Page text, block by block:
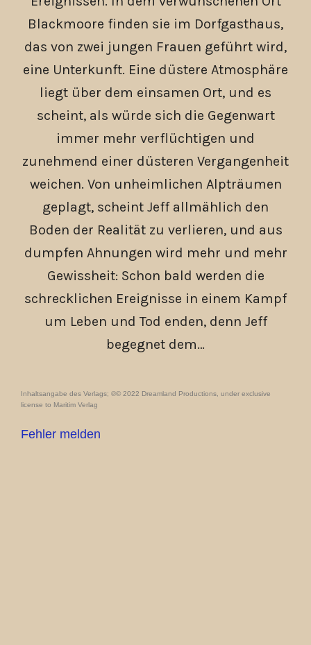
Blackmoore finden sie im Dorfgasthaus,
das von zwei jungen Frauen geführt wird,
eine Unterkunft. Eine düstere Atmosphäre
liegt über dem einsamen Ort, und es
scheint, als würde sich die Gegenwart
immer mehr verflüchtigen und
zunehmend einer düsteren Vergangenheit
weichen. Von unheimlichen Alpträumen
geplagt, scheint Jeff allmählich den
Boden der Realität zu verlieren, und aus
dumpfen Ahnungen wird mehr und mehr
Gewissheit: Schon bald werden die
schrecklichen Ereignisse in einem Kampf
um Leben und Tod enden, denn Jeff
begegnet dem…
Inhaltsangabe des Verlags; ℗© 2022 Dreamland Productions, under exclusive
license to Maritim Verlag
Fehler melden